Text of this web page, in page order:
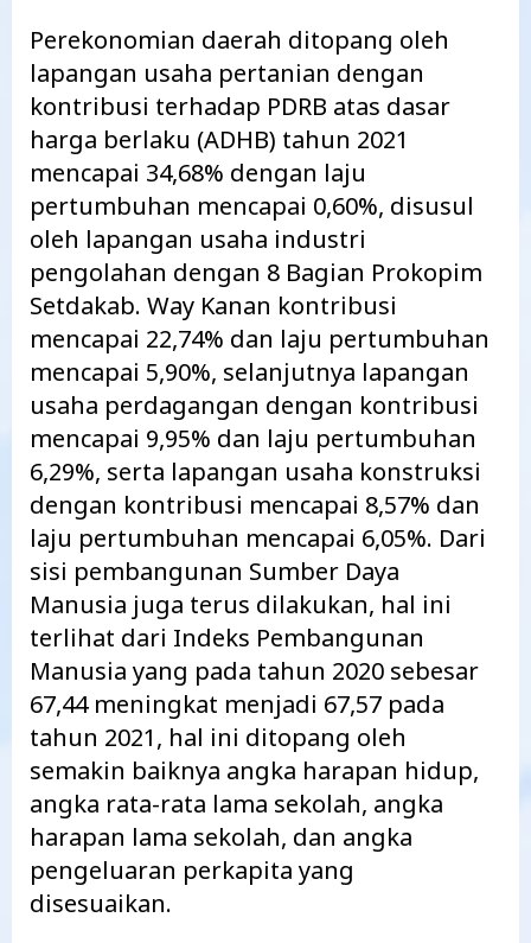
Perekonomian daerah ditopang oleh
lapangan usaha pertanian dengan
kontribusi terhadap PDRB atas dasar
harga berlaku (ADHB) tahun 2021
mencapai 34,68% dengan laju
pertumbuhan mencapai 0,60%, disusul
oleh lapangan usaha industri
pengolahan dengan 8 Bagian Prokopim
Setdakab. Way Kanan kontribusi
mencapai 22,74% dan laju pertumbuhan
mencapai 5,90%, selanjutnya lapangan
usaha perdagangan dengan kontribusi
mencapai 9,95% dan laju pertumbuhan
6,29%, serta lapangan usaha konstruksi
dengan kontribusi mencapai 8,57% dan
laju pertumbuhan mencapai 6,05%. Dari
sisi pembangunan Sumber Daya
Manusia juga terus dilakukan, hal ini
terlihat dari Indeks Pembangunan
Manusia yang pada tahun 2020 sebesar
67,44 meningkat menjadi 67,57 pada
tahun 2021, hal ini ditopang oleh
semakin baiknya angka harapan hidup,
angka rata-rata lama sekolah, angka
harapan lama sekolah, dan angka
pengeluaran perkapita yang
disesuaikan.